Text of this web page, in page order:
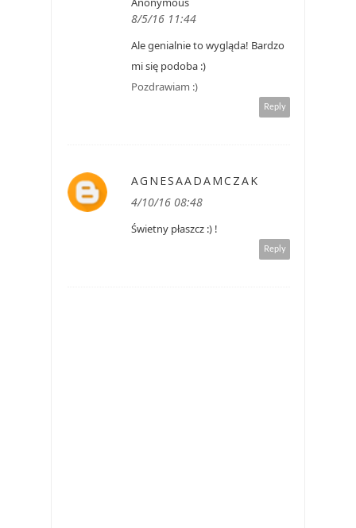
8/5/16 11:44
Ale genialnie to wygląda! Bardzo
mi się podoba :)
Pozdrawiam :)
Reply
AGNESAADAMCZAK
4/10/16 08:48
Świetny płaszcz :) !
Reply